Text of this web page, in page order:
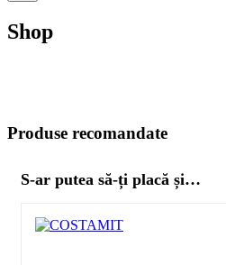
Shop
Produse recomandate
S-ar putea să-ți placă și…